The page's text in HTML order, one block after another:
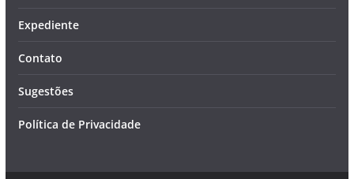
Expediente
Contato
Sugestões
Política de Privacidade